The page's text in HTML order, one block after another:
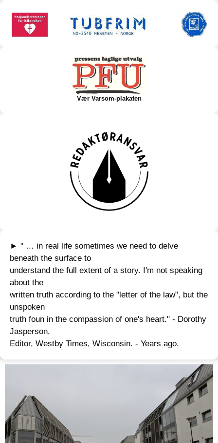
Vær Varsom-plakaten
► " … in real life sometimes we need to delve
beneath the surface to
understand the full extent of a story. I'm not speaking
about the
written truth according to the "letter of the law", but the
unspoken
truth foun in the compassion of one's heart." - Dorothy
Jasperson,
Editor, Westby Times, Wisconsin. - Years ago.